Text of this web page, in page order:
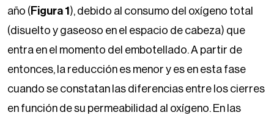
año ( Figura 1 ), debido al consumo del oxígeno total
(disuelto y gaseoso en el espacio de cabeza) que
entra en el momento del embotellado. A partir de
entonces, la reducción es menor y es en esta fase
cuando se constatan las diferencias entre los cierres
en función de su permeabilidad al oxígeno. En las